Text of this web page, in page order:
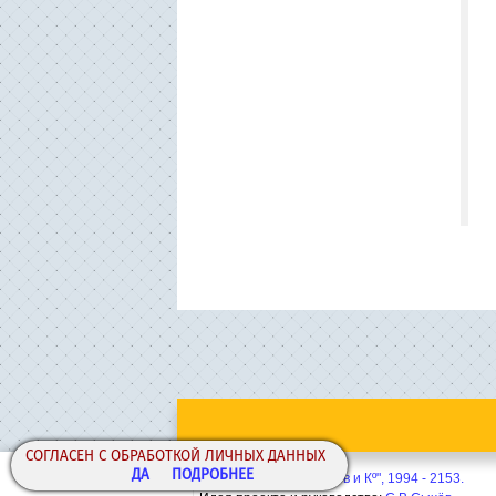
СОГЛАСЕН С ОБРАБОТКОЙ ЛИЧНЫХ ДАННЫХ
ДА
ПОДРОБНЕЕ
Copyright© ООО "Сычёв и Кº", 1994 - 2153.